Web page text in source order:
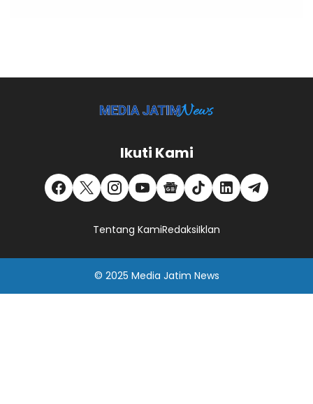
Ikuti Kami
Tentang KamiRedaksiIklan
© 2025 Media Jatim News